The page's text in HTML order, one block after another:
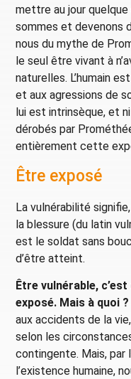
mettre au jour
sommes et devenons
nous du mythe de
le seul être vivant à
naturelles. L’humain
et aux agressions de
lui est intrinsèque, et
dérobés par
entièrement cette
Être exposé
La vulnérabilité
la blessure (du latin
est le soldat sans
d’être atteint.
Être vulnérable,
exposé. Mais à quoi ?
aux accidents de la
selon les
contingente. Mais, par
l’existence humaine,